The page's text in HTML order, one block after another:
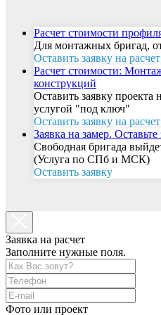
Расчет стоимости
Для монтажных бригад,
Оставить заявку на расчет
Расчет стоимости:
конструкций
Оставить заявку проекта
услугой "под ключ"
Оставить заявку на расчет
Заявка на замер. Оставьте
Свободная бригада
(Услуга по СПб и МСК)
Оставить заявку
Заявка на расчет
Заполните нужные поля.
Фото или проект